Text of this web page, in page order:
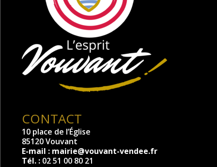
CONTACT
10 place de l’Église
85120 Vouvant
E-mail : mairie@vouvant-vendee.fr
Tél. : 02 51 00 80 21